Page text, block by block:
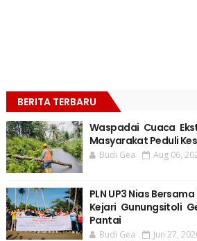
BERITA TERBARU
Waspadai Cuaca
Masyarakat Peduli
Budi Gea Aug 06,
PLN UP3 Nias
Kejari Gunungsitoli
Pantai
Budi Gea Jun 27,